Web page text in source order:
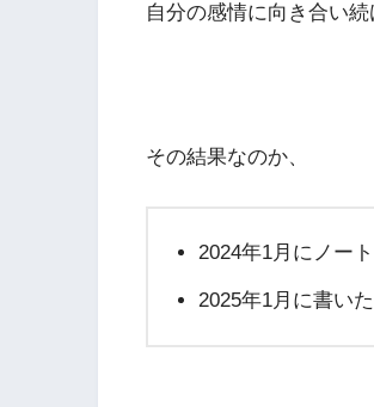
自分の感情に向き合い続
その結果なのか、
2024年1月にノー
2025年1月に書い